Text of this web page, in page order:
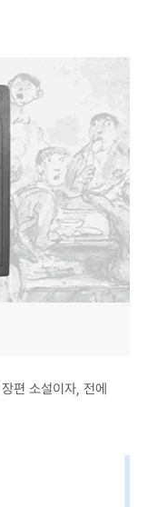
편 소설이자, 전에